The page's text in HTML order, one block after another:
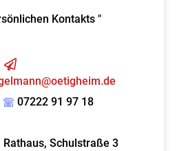
07222 91 97 18
Rathaus, Schulstraße 3